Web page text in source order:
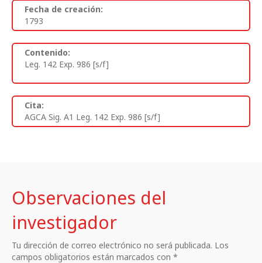
Fecha de creación:
1793
Contenido:
Leg. 142 Exp. 986 [s/f]
Cita:
AGCA Sig. A1 Leg. 142 Exp. 986 [s/f]
Observaciones del
investigador
Tu dirección de correo electrónico no será publicada. Los
campos obligatorios están marcados con *